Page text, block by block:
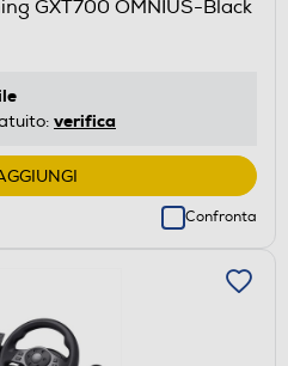
GXT700 OMNIUS-Black
verifica
Confronta